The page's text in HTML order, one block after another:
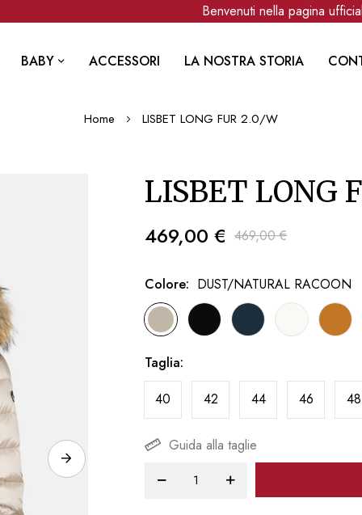
Benvenuti nella pagina ufficiale
BABY ACCESSORI LA NOSTRA STORIA
Home LISBET LONG FUR 2.0/W
LISBET LONG
469,00 € 469,00 €
Colore DUST/NATURAL RACOON
Taglia
40
42 44 46 48
Guida alla taglie